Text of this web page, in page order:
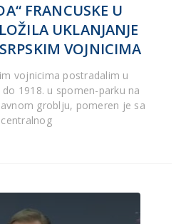
FRANCUSKE U
UKLANJANJE
VOJNICIMA
vojnicima postradalim u
1918. u spomen-parku na
groblju, pomeren je sa
centralnog